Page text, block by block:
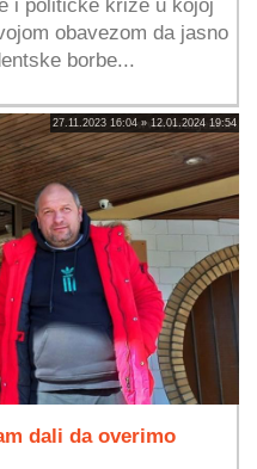
i političke krize u kojoj
obavezom da jasno
borbe...
27.11.2023 16:04 » 12.01.2024 19:54
dali da overimo